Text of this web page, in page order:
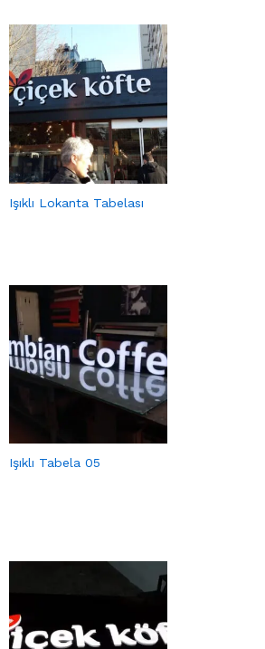
Işıklı Lokanta Tabelası
Işıklı Tabela 05